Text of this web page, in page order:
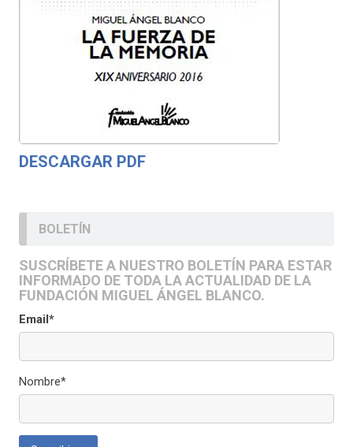
DESCARGAR PDF
BOLETÍN
SUSCRÍBETE A NUESTRO BOLETÍN PARA ESTAR
INFORMADO DE TODA LA ACTUALIDAD DE LA
FUNDACIÓN MIGUEL ÁNGEL BLANCO.
Email*
Nombre*